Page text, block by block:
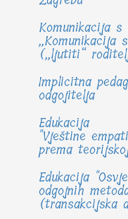
Komunikacija
„Komunikacija
(„ljutiti“
Implicitna
odgojitelja
Edukacija
"Vještine
prema
Edukacija
odgojnih
(transakcijska